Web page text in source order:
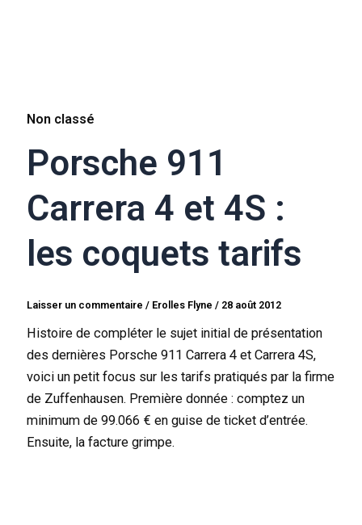
Non classé
Porsche 911
Carrera 4 et 4S :
les coquets tarifs
Laisser un commentaire / Erolles Flyne/ 28 août 2012
Histoire de compléter le sujet initial de présentation
des dernières Porsche 911 Carrera 4 et Carrera 4S,
voici un petit focus sur les tarifs pratiqués par la firme
de Zuffenhausen. Première donnée : comptez un
minimum de 99.066 € en guise de ticket d’entrée.
Ensuite, la facture grimpe.